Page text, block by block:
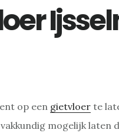
op een gietvloer te
mogelijk laten